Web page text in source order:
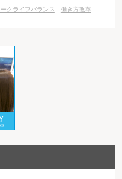
結果から、働き方改革の目的
ス」「コンプライアンス遵
ークライフバランス
働き方改革